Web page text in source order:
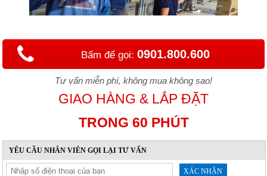
Bấm để gọi: 0901.800.600
Tư vấn miễn phí, không mua không sao!
GIAO HÀNG & LẮP ĐẶT
TRONG 60 PHÚT
YÊU CẦU NHÂN VIÊN GỌI LẠI TƯ VẤN
XÁC NHẬN